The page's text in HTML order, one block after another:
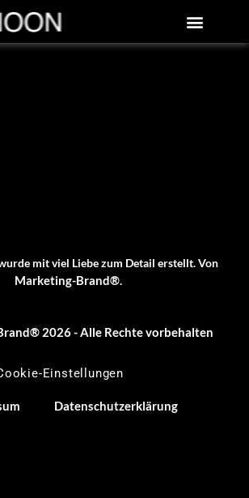
mit viel Liebe zum Detail erstellt. Von
Marketing-Brand®.
2026 - Alle Rechte vorbehalten
Einstellungen
Datenschutzerklärung